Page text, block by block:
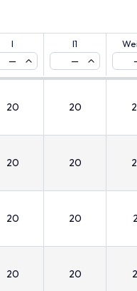
l
—
l1
—
20 20
20 20
20 20
20 20